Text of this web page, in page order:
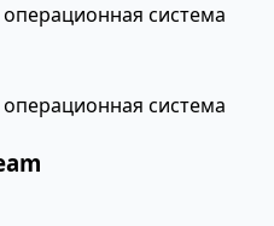
система
система